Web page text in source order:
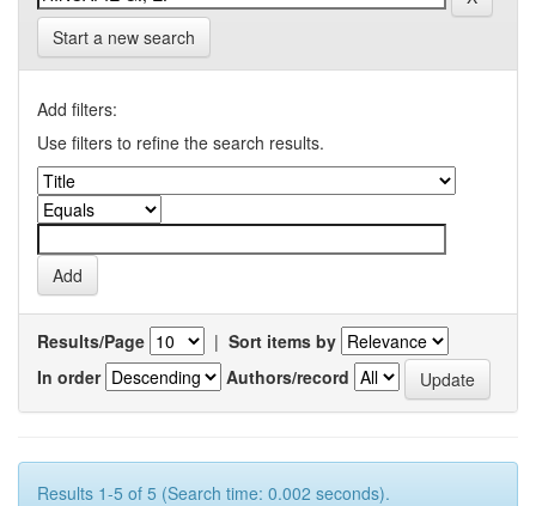
Start a new search
Add filters:
Use filters to refine the search results.
Results/Page | Sort items by
In order
Authors/record
Results 1-5 of 5 (Search time: 0.002 seconds).